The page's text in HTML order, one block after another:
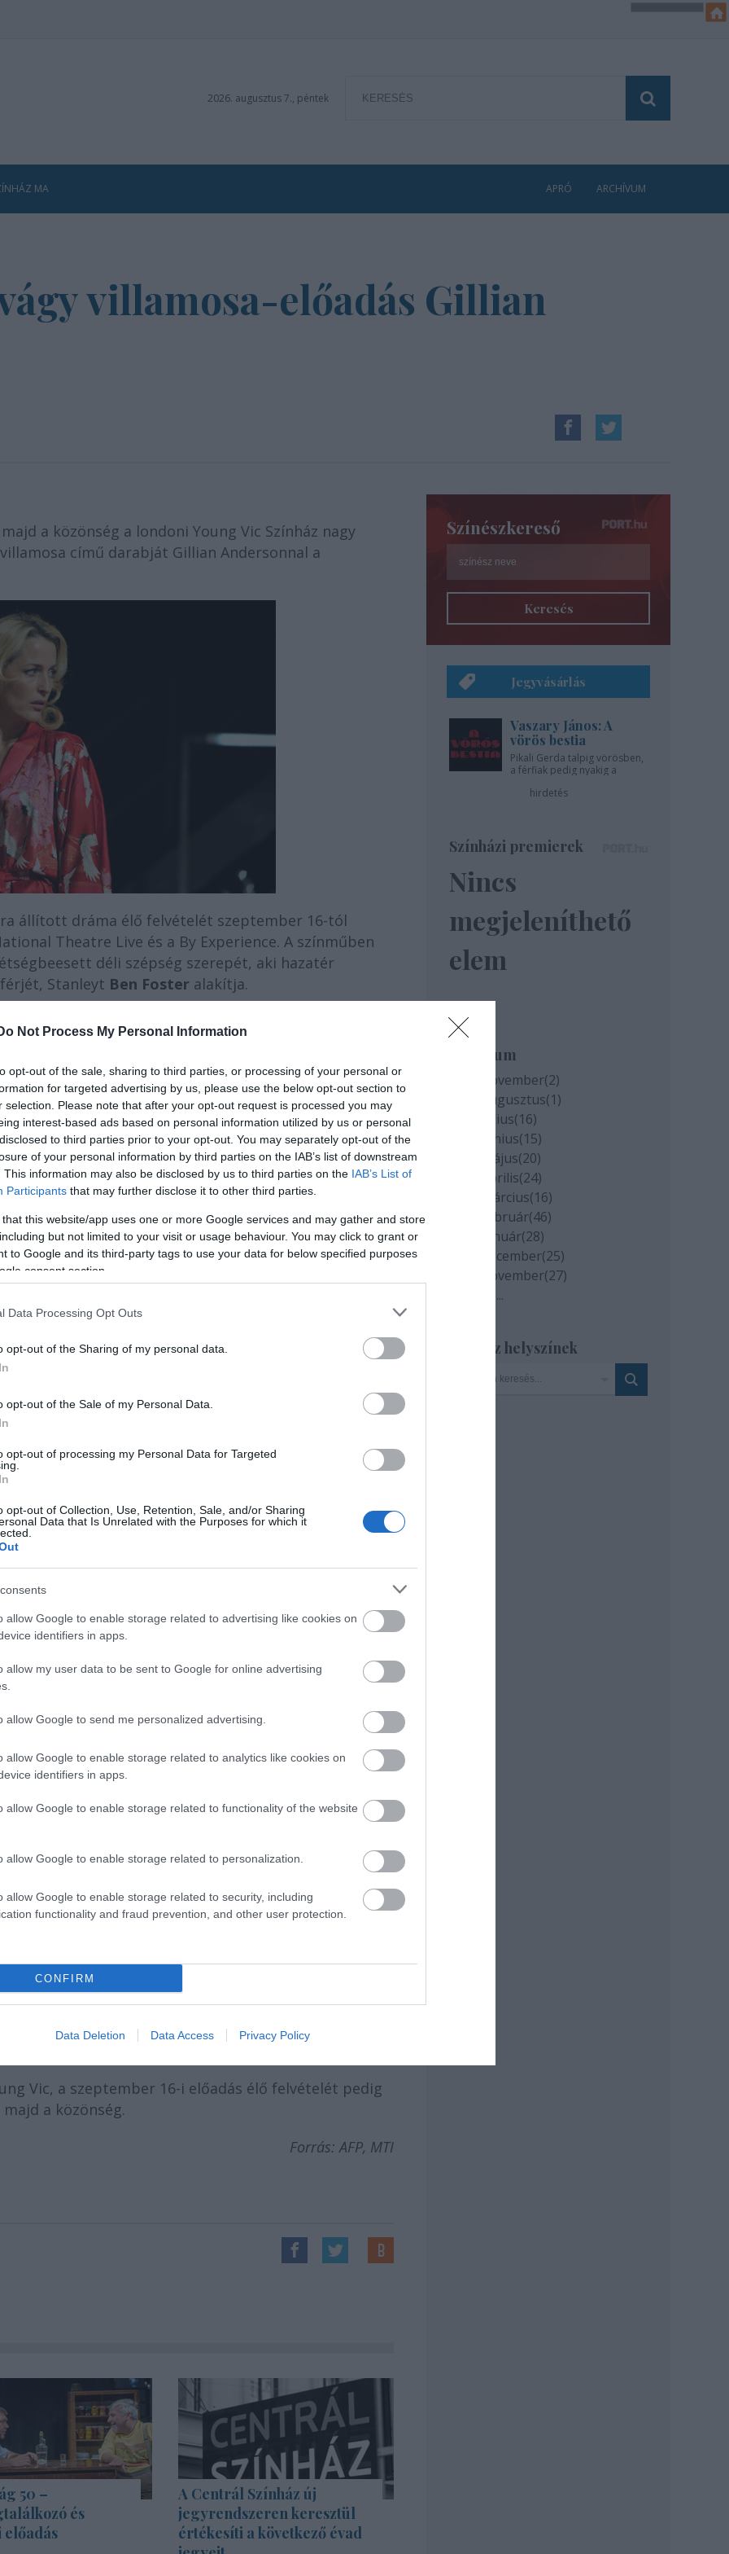
Not Process My Personal Information
opt-out of the sale, sharing to third parties, or processing of your personal or
for targeted advertising by us, please use the below opt-out section to
selection. Please note that after your opt-out request is processed you may
interest-based ads based on personal information utilized by us or personal
to third parties prior to your opt-out. You may separately opt-out of the
of your personal information by third parties on the IAB’s list of downstream
This information may also be disclosed by us to third parties on the IAB’s List of
Participants that may further disclose it to other third parties.
that this website/app uses one or more Google services and may gather and store
but not limited to your visit or usage behaviour. You may click to grant or
to Google and its third-party tags to use your data for below specified purposes
consent section.
Data Processing Opt Outs
opt-out of the Sharing of my personal data.
opt-out of the Sale of my Personal Data.
opt-out of processing my Personal Data for Targeted
opt-out of Collection, Use, Retention, Sale, and/or Sharing
Data that Is Unrelated with the Purposes for which it
allow Google to enable storage related to advertising like cookies on
identifiers in apps.
allow my user data to be sent to Google for online advertising
allow Google to send me personalized advertising.
allow Google to enable storage related to analytics like cookies on
identifiers in apps.
allow Google to enable storage related to functionality of the website
allow Google to enable storage related to personalization.
allow Google to enable storage related to security, including
functionality and fraud prevention, and other user protection.
CONFIRM
Data Deletion Data Access Privacy Policy
2026. augusztus 7., péntek
MA APRÓ ARCHÍVUM
villamosa-előadás Gillian
a közönség a londoni Young Vic Színház nagy
című darabját Gillian Andersonnal a
állított dráma élő felvételét szeptember 16-tól
Theatre Live és a By Experience. A színműben
déli szépség szerepét, aki hazatér
Stanleyt Ben Foster alakítja.
napjaink New Orleansába helyezte, a
ami a nézők számára folyton új
egyre mélyebbre csúsznak az őrület
hozzászoknak a nézők, egy idő után észre
nagyon kevesen vannak, akik nem értik meg ezt a
telefonon nyilatkozott az AP hírügynökségnek,
és az élményt most ahhoz hasonlította,
amelyet sohasem tud megszelídíteni.
mint egy rossz álom" - mesélte a szerepről
az számára "maga a
szeretné egyszer a Broadwayn is eljátszani Blanche-
Vic, a szeptember 16-i előadás élő felvételét pedig
a közönség.
Forrás: AFP, MTI
50 –
és
A Centrál Színház új
jegyrendszeren keresztül
értékesíti a következő évad
Színészkereső
Keresés
Jegyvásárlás
Vaszary János: A
vörös bestia
Pikali Gerda talpig vörösben,
a férfiak pedig nyakig a
hirdetés
Színházi premierek
Nincs
megjeleníthető
elem
Archívum
2020 november(2)
2020 augusztus(1)
2020 július(16)
2020 június(15)
2020 május(20)
2020 április(24)
2020 március(16)
2020 február(46)
2020 január(28)
2019 december(25)
2019 november(27)
...
Szinház helyszínek